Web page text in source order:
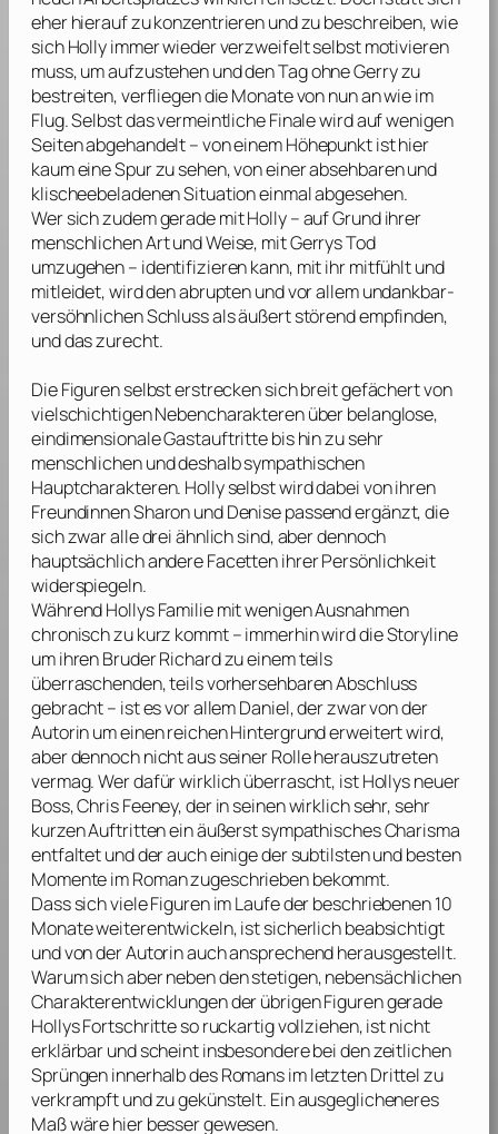
eher hierauf zu konzentrieren und zu beschreiben, wie
sich Holly immer wieder verzweifelt selbst motivieren
muss, um aufzustehen und den Tag ohne Gerry zu
bestreiten, verfliegen die Monate von nun an wie im
Flug. Selbst das vermeintliche Finale wird auf wenigen
Seiten abgehandelt – von einem Höhepunkt ist hier
kaum eine Spur zu sehen, von einer absehbaren und
klischeebeladenen Situation einmal abgesehen.
Wer sich zudem gerade mit Holly – auf Grund ihrer
menschlichen Art und Weise, mit Gerrys Tod
umzugehen – identifizieren kann, mit ihr mitfühlt und
mitleidet, wird den abrupten und vor allem undankbar-
versöhnlichen Schluss als äußert störend empfinden,
und das zurecht.
Die Figuren selbst erstrecken sich breit gefächert von
vielschichtigen Nebencharakteren über belanglose,
eindimensionale Gastauftritte bis hin zu sehr
menschlichen und deshalb sympathischen
Hauptcharakteren. Holly selbst wird dabei von ihren
Freundinnen Sharon und Denise passend ergänzt, die
sich zwar alle drei ähnlich sind, aber dennoch
hauptsächlich andere Facetten ihrer Persönlichkeit
widerspiegeln.
Während Hollys Familie mit wenigen Ausnahmen
chronisch zu kurz kommt – immerhin wird die Storyline
um ihren Bruder Richard zu einem teils
überraschenden, teils vorhersehbaren Abschluss
gebracht – ist es vor allem Daniel, der zwar von der
Autorin um einen reichen Hintergrund erweitert wird,
aber dennoch nicht aus seiner Rolle herauszutreten
vermag. Wer dafür wirklich überrascht, ist Hollys neuer
Boss, Chris Feeney, der in seinen wirklich sehr, sehr
kurzen Auftritten ein äußerst sympathisches Charisma
entfaltet und der auch einige der subtilsten und besten
Momente im Roman zugeschrieben bekommt.
Dass sich viele Figuren im Laufe der beschriebenen 10
Monate weiterentwickeln, ist sicherlich beabsichtigt
und von der Autorin auch ansprechend herausgestellt.
Warum sich aber neben den stetigen, nebensächlichen
Charakterentwicklungen der übrigen Figuren gerade
Hollys Fortschritte so ruckartig vollziehen, ist nicht
erklärbar und scheint insbesondere bei den zeitlichen
Sprüngen innerhalb des Romans im letzten Drittel zu
verkrampft und zu gekünstelt. Ein ausgeglicheneres
Maß wäre hier besser gewesen.